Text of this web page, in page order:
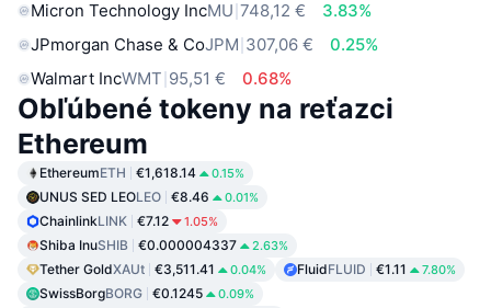
Micron Technology IncMU 748,12 €
3.83%
JPmorgan Chase & CoJPM 307,06 €
0.25%
Walmart IncWMT 95,51 € 0.68%
Obľúbené tokeny na reťazci
Ethereum
EthereumETH €1,618.14 0.15%
UNUS SED LEOLEO €8.46 0.01%
ChainlinkLINK €7.12 1.05%
Shiba InuSHIB €0.000004337 2.63%
Tether GoldXAUt €3,511.41 0.04% FluidFLUID €1.11 7.80%
SwissBorgBORG €0.1245 0.09%